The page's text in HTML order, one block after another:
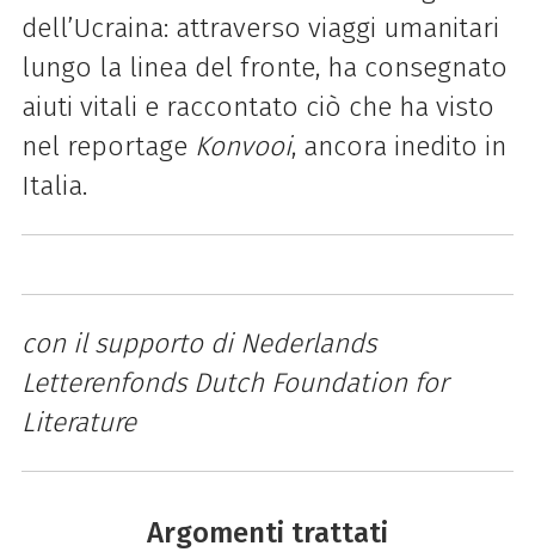
dell’Ucraina: attraverso viaggi umanitari
lungo la linea del fronte, ha consegnato
aiuti vitali e raccontato ciò che ha visto
nel reportage Konvooi, ancora inedito in
Italia.
con il supporto di Nederlands
Letterenfonds Dutch Foundation for
Literature
Argomenti trattati